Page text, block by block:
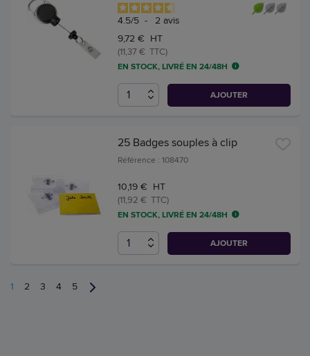
4.5/5 - 2 avis
9,72 € HT
(11,37 € TTC)
EN STOCK, LIVRÉ EN 24/48H
AJOUTER
25 Badges souples à clip
Référence : 108470
10,19 € HT
(11,92 € TTC)
EN STOCK, LIVRÉ EN 24/48H
AJOUTER
1 2 3 4 5